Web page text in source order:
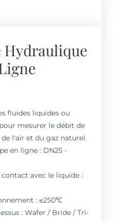
fluides liquides ou
mesurer le débit de
l'air et du gaz naturel.
en ligne : DN25 -
avec le liquide :
: ≤250℃
: Wafer / Bride / Tri-